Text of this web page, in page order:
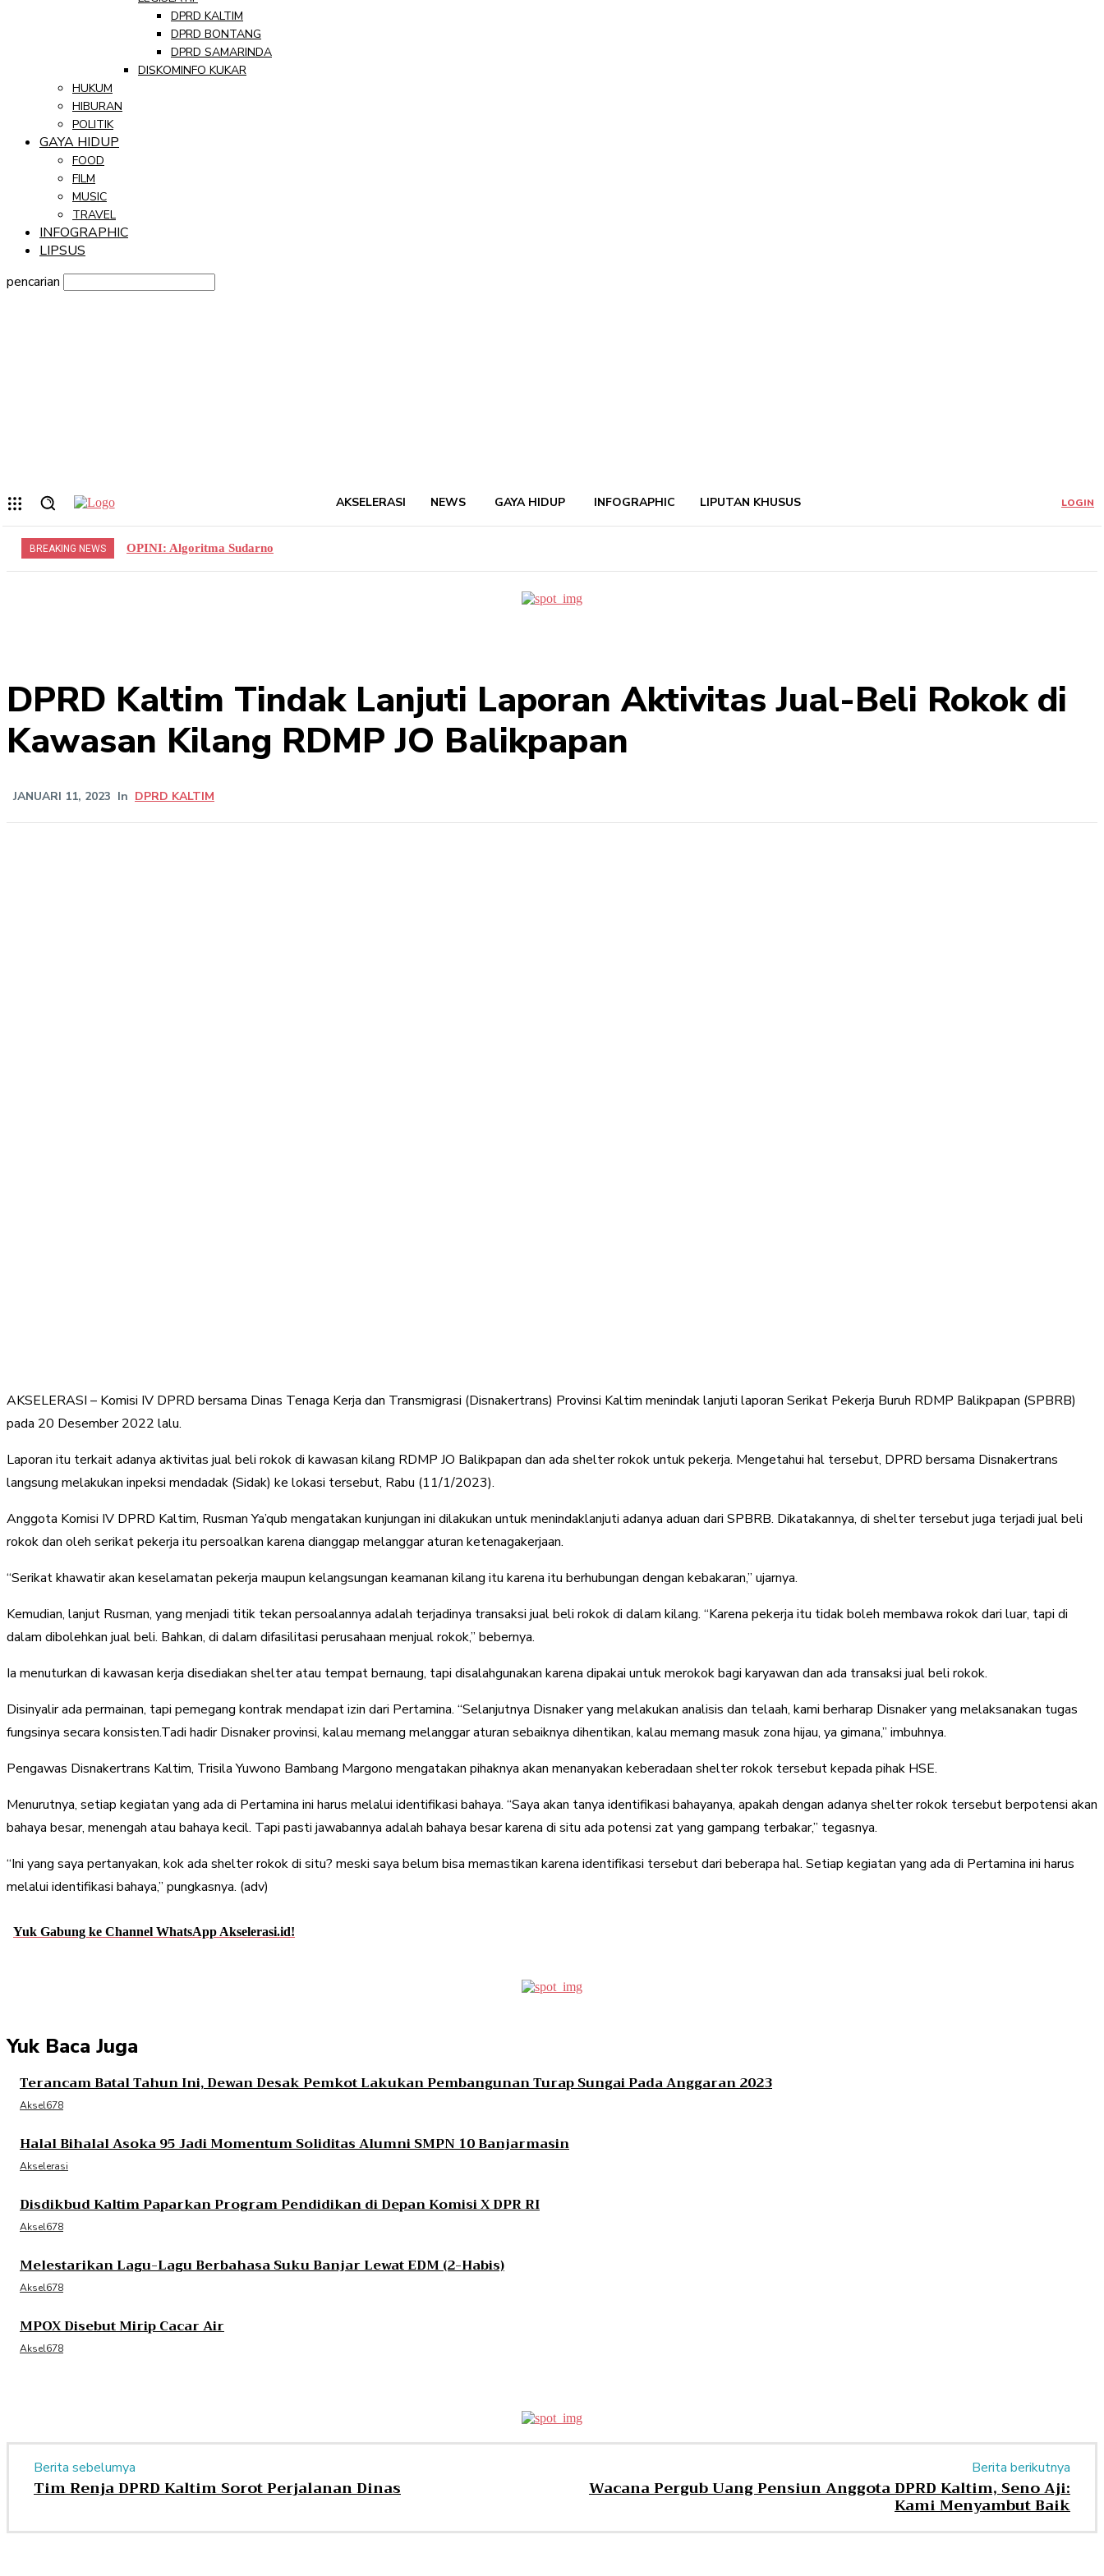
DPRD KALTIM
DPRD BONTANG
DPRD SAMARINDA
DISKOMINFO KUKAR
HUKUM
HIBURAN
POLITIK
GAYA HIDUP
FOOD
FILM
MUSIC
TRAVEL
INFOGRAPHIC
LIPSUS
pencarian
AKSELERASI NEWS GAYA HIDUP INFOGRAPHIC LIPUTAN KHUSUS LOGIN
BREAKING NEWS OPINI: Algoritma Sudarno
DPRD Kaltim Tindak Lanjuti Laporan Aktivitas Jual-Beli Rokok di
Kawasan Kilang RDMP JO Balikpapan
JANUARI 11, 2023 In DPRD KALTIM
AKSELERASI – Komisi IV DPRD bersama Dinas Tenaga Kerja dan Transmigrasi (Disnakertrans) Provinsi Kaltim menindak lanjuti laporan Serikat Pekerja Buruh RDMP Balikpapan (SPBRB)
pada 20 Desember 2022 lalu.
Laporan itu terkait adanya aktivitas jual beli rokok di kawasan kilang RDMP JO Balikpapan dan ada shelter rokok untuk pekerja. Mengetahui hal tersebut, DPRD bersama Disnakertrans
langsung melakukan inpeksi mendadak (Sidak) ke lokasi tersebut, Rabu (11/1/2023).
Anggota Komisi IV DPRD Kaltim, Rusman Ya’qub mengatakan kunjungan ini dilakukan untuk menindaklanjuti adanya aduan dari SPBRB. Dikatakannya, di shelter tersebut juga terjadi jual beli
rokok dan oleh serikat pekerja itu persoalkan karena dianggap melanggar aturan ketenagakerjaan.
“Serikat khawatir akan keselamatan pekerja maupun kelangsungan keamanan kilang itu karena itu berhubungan dengan kebakaran,” ujarnya.
Kemudian, lanjut Rusman, yang menjadi titik tekan persoalannya adalah terjadinya transaksi jual beli rokok di dalam kilang. “Karena pekerja itu tidak boleh membawa rokok dari luar, tapi di
dalam dibolehkan jual beli. Bahkan, di dalam difasilitasi perusahaan menjual rokok,” bebernya.
Ia menuturkan di kawasan kerja disediakan shelter atau tempat bernaung, tapi disalahgunakan karena dipakai untuk merokok bagi karyawan dan ada transaksi jual beli rokok.
Disinyalir ada permainan, tapi pemegang kontrak mendapat izin dari Pertamina. “Selanjutnya Disnaker yang melakukan analisis dan telaah, kami berharap Disnaker yang melaksanakan tugas
fungsinya secara konsisten.Tadi hadir Disnaker provinsi, kalau memang melanggar aturan sebaiknya dihentikan, kalau memang masuk zona hijau, ya gimana,” imbuhnya.
Pengawas Disnakertrans Kaltim, Trisila Yuwono Bambang Margono mengatakan pihaknya akan menanyakan keberadaan shelter rokok tersebut kepada pihak HSE.
Menurutnya, setiap kegiatan yang ada di Pertamina ini harus melalui identifikasi bahaya. “Saya akan tanya identifikasi bahayanya, apakah dengan adanya shelter rokok tersebut berpotensi akan
bahaya besar, menengah atau bahaya kecil. Tapi pasti jawabannya adalah bahaya besar karena di situ ada potensi zat yang gampang terbakar,” tegasnya.
“Ini yang saya pertanyakan, kok ada shelter rokok di situ? meski saya belum bisa memastikan karena identifikasi tersebut dari beberapa hal. Setiap kegiatan yang ada di Pertamina ini harus
melalui identifikasi bahaya,” pungkasnya. (adv)
Yuk Gabung ke Channel WhatsApp Akselerasi.id!
Yuk Baca Juga
Terancam Batal Tahun Ini, Dewan Desak Pemkot Lakukan Pembangunan Turap Sungai Pada Anggaran 2023
Aksel678
Halal Bihalal Asoka 95 Jadi Momentum Soliditas Alumni SMPN 10 Banjarmasin
Akselerasi
Disdikbud Kaltim Paparkan Program Pendidikan di Depan Komisi X DPR RI
Aksel678
Melestarikan Lagu-Lagu Berbahasa Suku Banjar Lewat EDM (2-Habis)
Aksel678
MPOX Disebut Mirip Cacar Air
Aksel678
Berita sebelumya
Tim Renja DPRD Kaltim Sorot Perjalanan Dinas
Berita berikutnya
Wacana Pergub Uang Pensiun Anggota DPRD Kaltim, Seno Aji:
Kami Menyambut Baik